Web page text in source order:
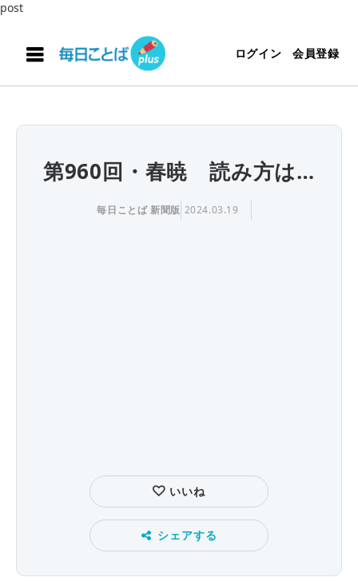
post
ログイン 会員登録
第960回・春暁 読み方は…
毎日ことば 新聞版 2024.03.19
いいね
シェアする